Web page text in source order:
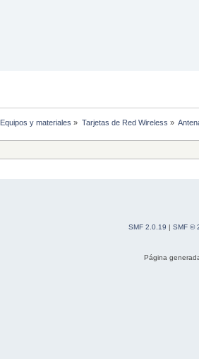
Equipos y materiales » Tarjetas de Red Wireless »
SMF 2.0.19 | SMF ©
Página